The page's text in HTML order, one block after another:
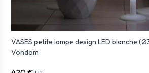
VASES petite lampe design LED blanche
Vondom